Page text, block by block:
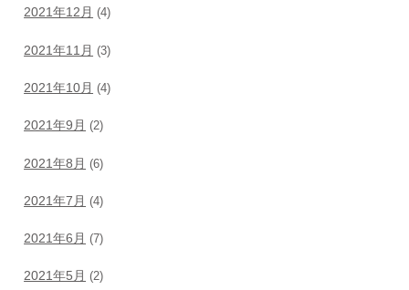
2021年12月 (4)
2021年11月 (3)
2021年10月 (4)
2021年9月 (2)
2021年8月 (6)
2021年7月 (4)
2021年6月 (7)
2021年5月 (2)